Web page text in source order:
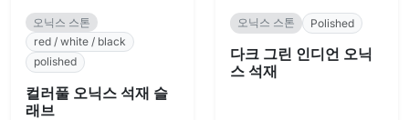
오닉스 스톤
red / white / black
polished
컬러풀 오닉스 석재 슬
래브
오닉스 스톤 Polished
다크 그린 인디언 오닉
스 석재